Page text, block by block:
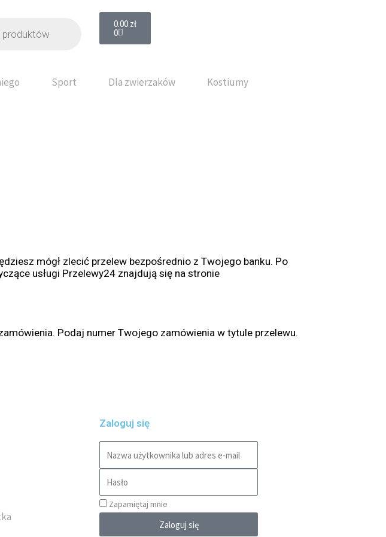
0.00 zł
0
Wózek
Sport Dla zwierzaków Kostiumy
mógł zlecić przelew bezpośrednio z Twojego banku. Po
usługi Przelewy24 znajdują się na stronie
Podaj numer Twojego zamówienia w tytule przelewu.
Zaloguj się
Zapamiętaj mnie
Zaloguj się